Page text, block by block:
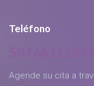
Teléfono
Agende su cita a